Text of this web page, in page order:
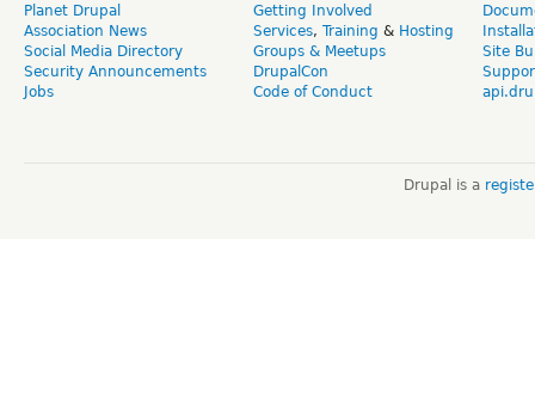
Planet Drupal
Association News
Social Media Directory
Security Announcements
Jobs
Getting Involved
Services, Training & Hosting
Groups & Meetups
DrupalCon
Code of Conduct
Site
Drupal is a